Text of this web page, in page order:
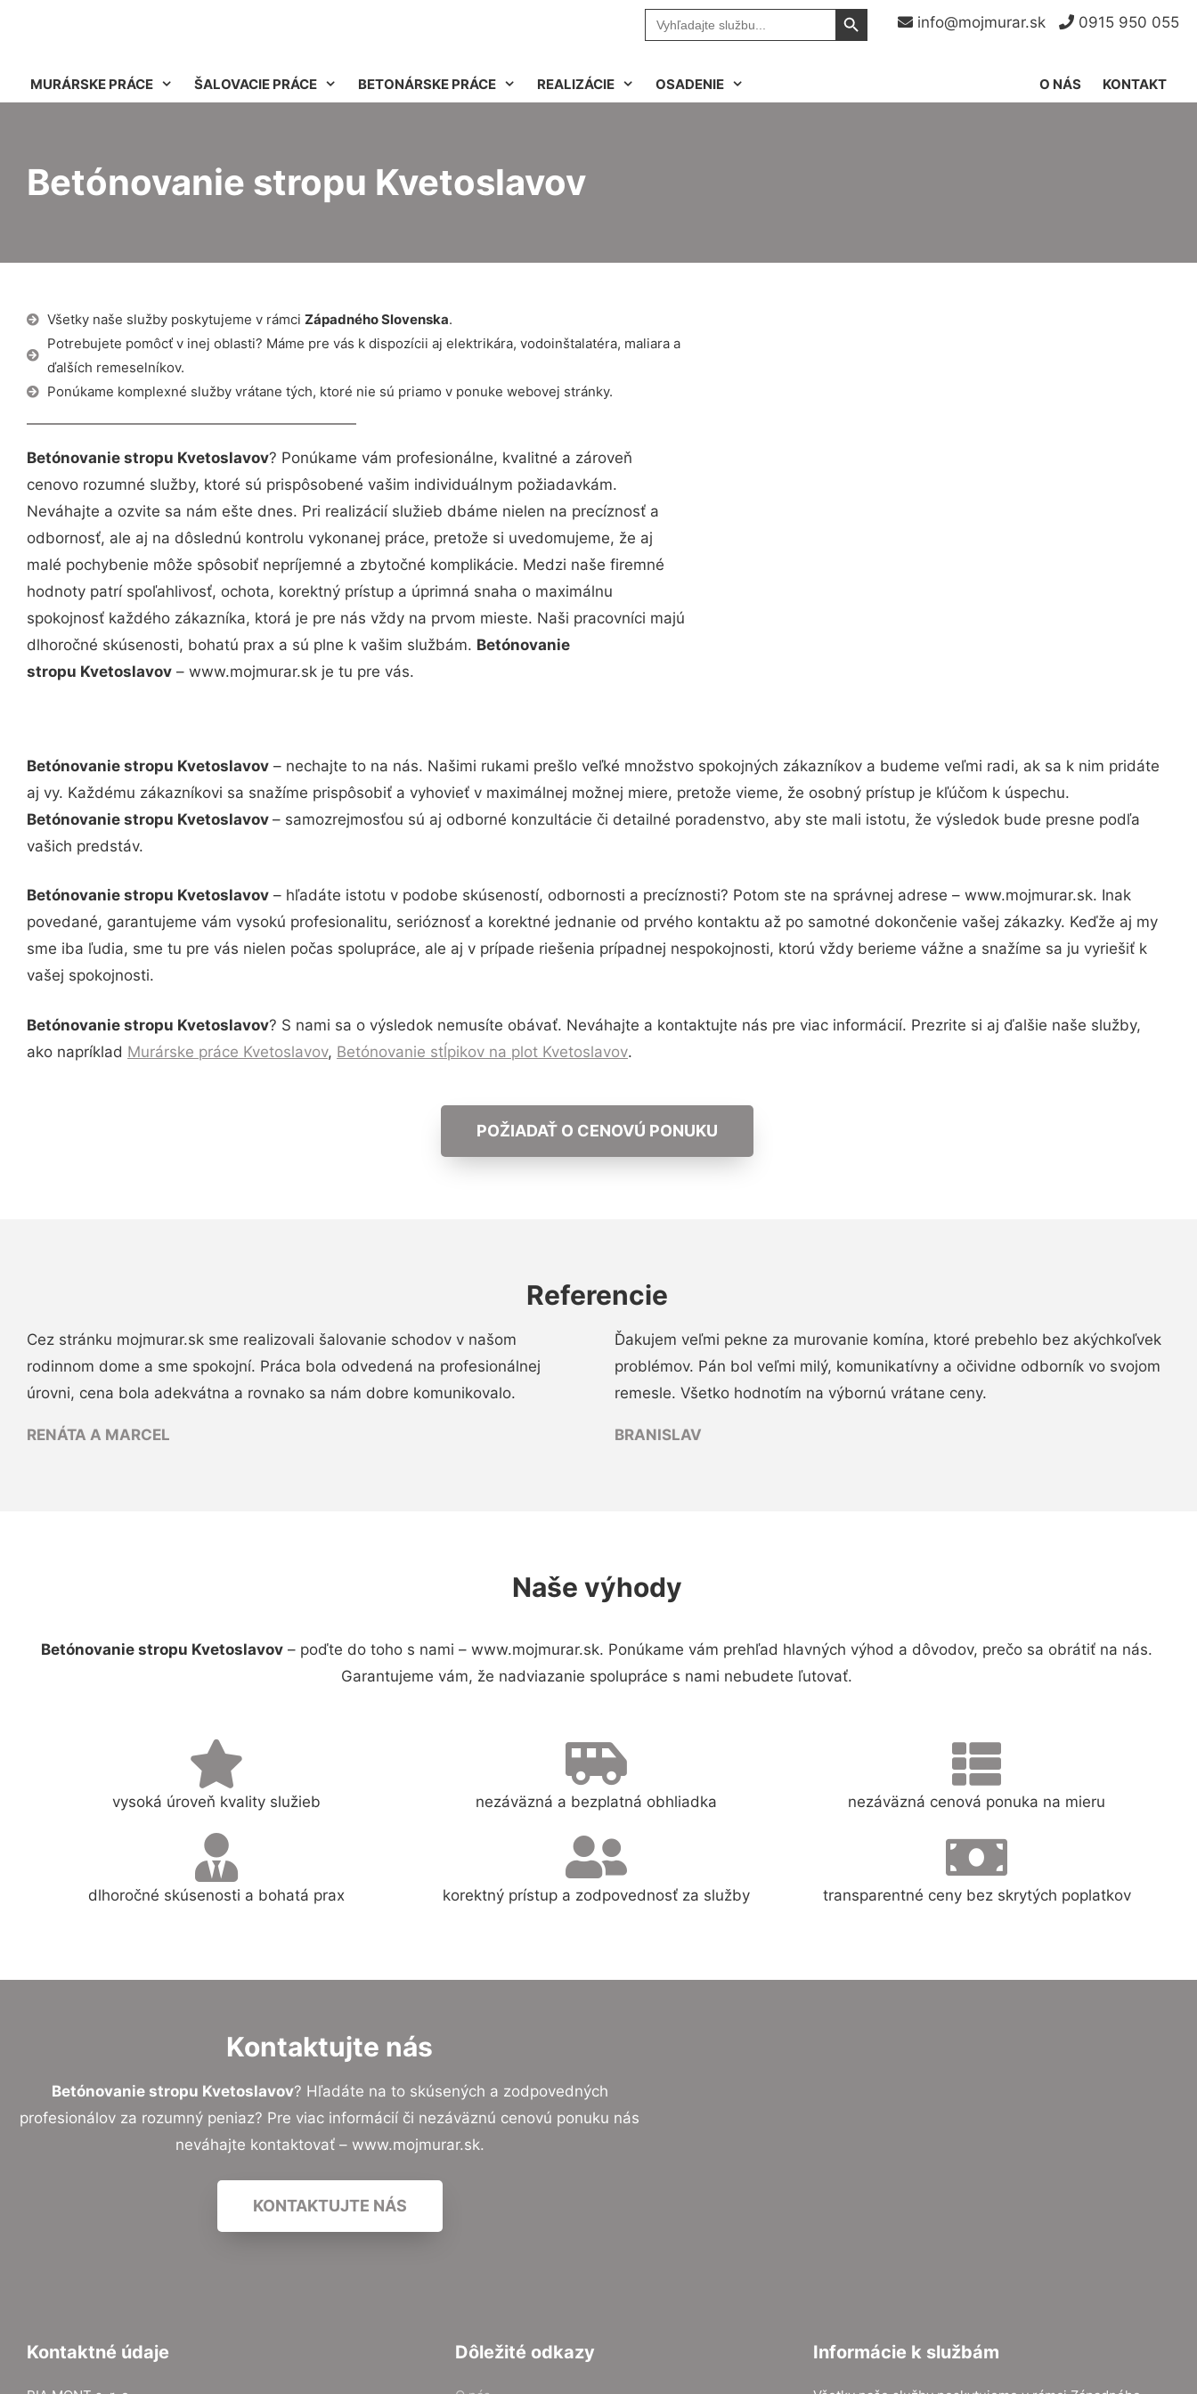
info@mojmurar.sk 0915 950 055
Search
for:
Search Button
MURÁRSKE PRÁCE ŠALOVACIE PRÁCE BETONÁRSKE PRÁCE REALIZÁCIE OSADENIE KONTAKT
O NÁS
Betónovanie stropu Kvetoslavov
Všetky naše služby poskytujeme v rámci Západného Slovenska.
Potrebujete pomôcť v inej oblasti? Máme pre vás k dispozícii aj elektrikára, vodoinštalatéra, maliara a
ďalších remeselníkov.
Ponúkame komplexné služby vrátane tých, ktoré nie sú priamo v ponuke webovej stránky.
Betónovanie stropu Kvetoslavov? Ponúkame vám profesionálne, kvalitné a zároveň
cenovo rozumné služby, ktoré sú prispôsobené vašim individuálnym požiadavkám.
Neváhajte a ozvite sa nám ešte dnes. Pri realizácií služieb dbáme nielen na precíznosť a
odbornosť, ale aj na dôslednú kontrolu vykonanej práce, pretože si uvedomujeme, že aj
malé pochybenie môže spôsobiť nepríjemné a zbytočné komplikácie. Medzi naše firemné
hodnoty patrí spoľahlivosť, ochota, korektný prístup a úprimná snaha o maximálnu
spokojnosť každého zákazníka, ktorá je pre nás vždy na prvom mieste. Naši pracovníci majú
dlhoročné skúsenosti, bohatú prax a sú plne k vašim službám. Betónovanie
stropu Kvetoslavov – www.mojmurar.sk je tu pre vás.
Betónovanie stropu Kvetoslavov – nechajte to na nás. Našimi rukami prešlo veľké množstvo spokojných zákazníkov a budeme veľmi radi, ak sa k nim pridáte
aj vy. Každému zákazníkovi sa snažíme prispôsobiť a vyhovieť v maximálnej možnej miere, pretože vieme, že osobný prístup je kľúčom k úspechu.
Betónovanie stropu Kvetoslavov – samozrejmosťou sú aj odborné konzultácie či detailné poradenstvo, aby ste mali istotu, že výsledok bude presne podľa
vašich predstáv.
Betónovanie stropu Kvetoslavov – hľadáte istotu v podobe skúseností, odbornosti a precíznosti? Potom ste na správnej adrese – www.mojmurar.sk. Inak
povedané, garantujeme vám vysokú profesionalitu, serióznosť a korektné jednanie od prvého kontaktu až po samotné dokončenie vašej zákazky. Keďže aj my
sme iba ľudia, sme tu pre vás nielen počas spolupráce, ale aj v prípade riešenia prípadnej nespokojnosti, ktorú vždy berieme vážne a snažíme sa ju vyriešiť k
vašej spokojnosti.
Betónovanie stropu Kvetoslavov? S nami sa o výsledok nemusíte obávať. Neváhajte a kontaktujte nás pre viac informácií. Prezrite si aj ďalšie naše služby,
ako napríklad Murárske práce Kvetoslavov, Betónovanie stĺpikov na plot Kvetoslavov.
POŽIADAŤ O CENOVÚ PONUKU
Referencie
Cez stránku mojmurar.sk sme realizovali šalovanie schodov v našom
rodinnom dome a sme spokojní. Práca bola odvedená na profesionálnej
úrovni, cena bola adekvátna a rovnako sa nám dobre komunikovalo.
RENÁTA A MARCEL
Ďakujem veľmi pekne za murovanie komína, ktoré prebehlo bez akýchkoľvek
problémov. Pán bol veľmi milý, komunikatívny a očividne odborník vo svojom
remesle. Všetko hodnotím na výbornú vrátane ceny.
BRANISLAV
Naše výhody
Betónovanie stropu Kvetoslavov – poďte do toho s nami – www.mojmurar.sk. Ponúkame vám prehľad hlavných výhod a dôvodov, prečo sa obrátiť na nás.
Garantujeme vám, že nadviazanie spolupráce s nami nebudete ľutovať.
vysoká úroveň kvality služieb nezáväzná a bezplatná obhliadka nezáväzná cenová ponuka na mieru
dlhoročné skúsenosti a bohatá prax korektný prístup a zodpovednosť za služby transparentné ceny bez skrytých poplatkov
Kontaktujte nás
Betónovanie stropu Kvetoslavov? Hľadáte na to skúsených a zodpovedných
profesionálov za rozumný peniaz? Pre viac informácií či nezáväznú cenovú ponuku nás
neváhajte kontaktovať – www.mojmurar.sk.
KONTAKTUJTE NÁS
Kontaktné údaje Dôležité odkazy Informácie k službám